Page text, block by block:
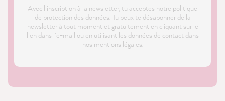
Avec l'inscription à la newsletter, tu acceptes notre politique
de protection des données. Tu peux te désabonner de la
newsletter à tout moment et gratuitement en cliquant sur le
lien dans l'e-mail ou en utilisant les données de contact dans
nos mentions légales.